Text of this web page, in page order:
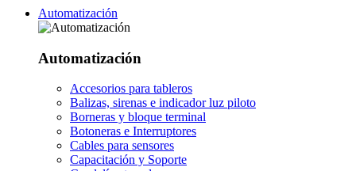
Automatización
Automatización
Accesorios para tableros
Balizas, sirenas e indicador luz piloto
Borneras y bloque terminal
Botoneras e Interruptores
Cables para sensores
Capacitación y Soporte